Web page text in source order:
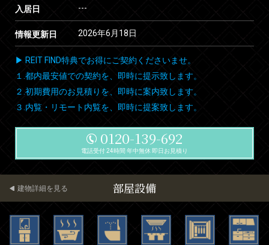
入居日 ---
情報更新日 2026年6月18日
▶ REIT FIND特典でお得にご契約くださいませ。
１.都内最安値での契約を、即時に提示致します。
２.初期費用のお見積りを、即時に案内致します。
３.内覧・リモート内覧を、即時に提案致します。
0120-139-692
電話受付 24時間 年中無休 即日お見積り
部屋設備
建物詳細を見る